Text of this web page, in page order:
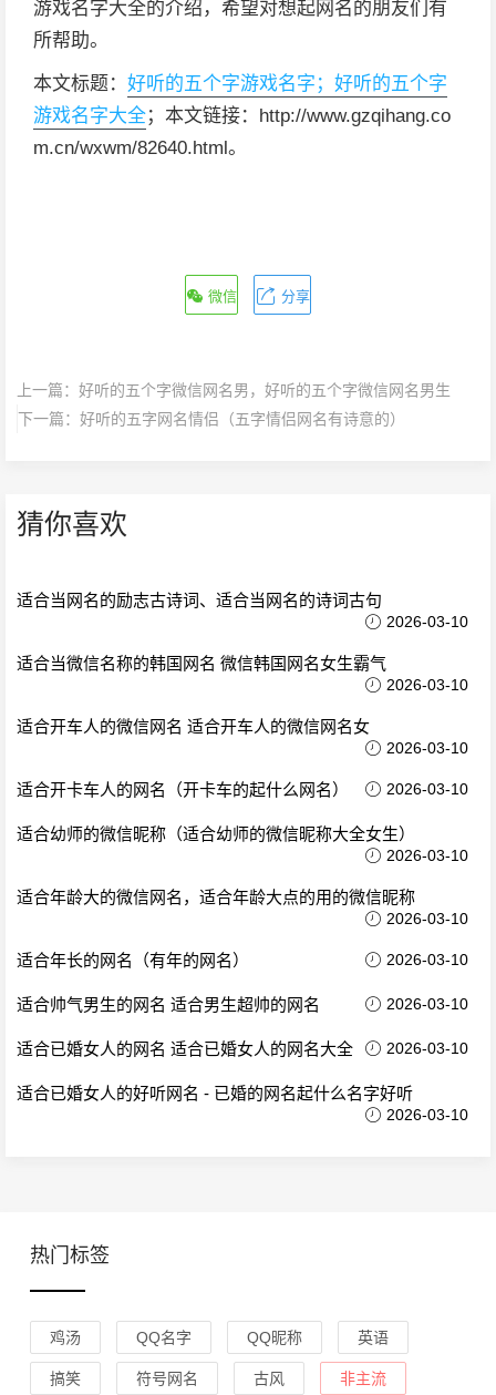
游戏名字大全的介绍，希望对想起网名的朋友们有
所帮助。
本文标题： 好听的五个字游戏名字；好听的五个字
游戏名字大全；本文链接：http://www.gzqihang.co
m.cn/wxwm/82640.html。
微信 分享
上一篇： 好听的五个字微信网名男，好听的五个字微信网名男生
下一篇： 好听的五字网名情侣（五字情侣网名有诗意的）
猜你喜欢
适合当网名的励志古诗词、适合当网名的诗词古句
2026-03-10
适合当微信名称的韩国网名 微信韩国网名女生霸气
2026-03-10
适合开车人的微信网名 适合开车人的微信网名女
2026-03-10
适合开卡车人的网名（开卡车的起什么网名） 2026-03-10
适合幼师的微信昵称（适合幼师的微信昵称大全女生）
2026-03-10
适合年龄大的微信网名，适合年龄大点的用的微信昵称
2026-03-10
适合年长的网名（有年的网名） 2026-03-10
适合帅气男生的网名 适合男生超帅的网名 2026-03-10
适合已婚女人的网名 适合已婚女人的网名大全 2026-03-10
适合已婚女人的好听网名 - 已婚的网名起什么名字好听
2026-03-10
热门标签
鸡汤 QQ名字 QQ昵称 英语
搞笑 符号网名 古风 非主流